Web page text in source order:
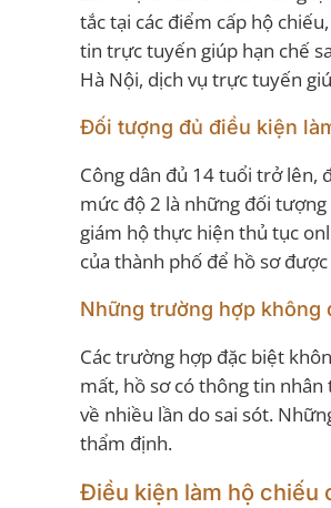
tắc tại các điểm cấp hộ
tin trực tuyến giúp hạn chế
Hà Nội, dịch vụ trực tuyến
Đối tượng đủ điều kiện
Công dân đủ 14 tuổi trở lên,
mức độ 2 là những đối
giám hộ thực hiện thủ tục
của thành phố để hồ sơ
Những trường hợp không
Các trường hợp đặc biệt
mất, hồ sơ có thông tin
về nhiều lần do sai sót.
thẩm định.
Điều kiện làm hộ chiếu